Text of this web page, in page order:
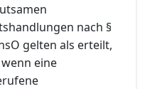
nach §
gelten als erteilt,
eine